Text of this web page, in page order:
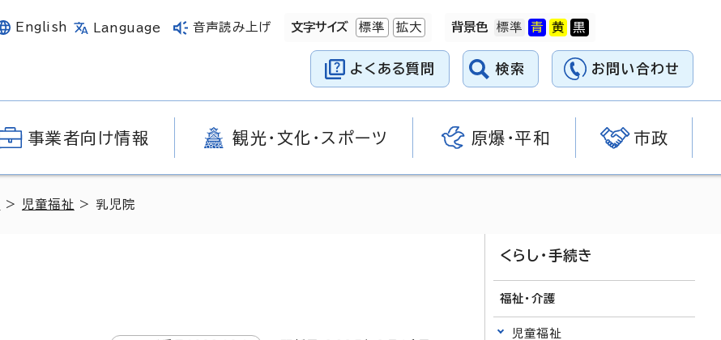
English Language 音声読み上げ 文字サイズ 標準 拡大 背景色
よくある質問 検索 お問い合わせ
事業者向け情報 観光・文化・スポーツ 原爆・平和 市政
> 児童福祉 > 乳児院
くらし・手続き
福祉・介護
児童福祉